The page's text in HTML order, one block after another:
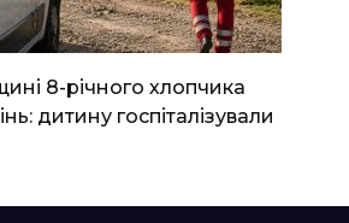
8-річного хлопчика
дитину госпіталізували